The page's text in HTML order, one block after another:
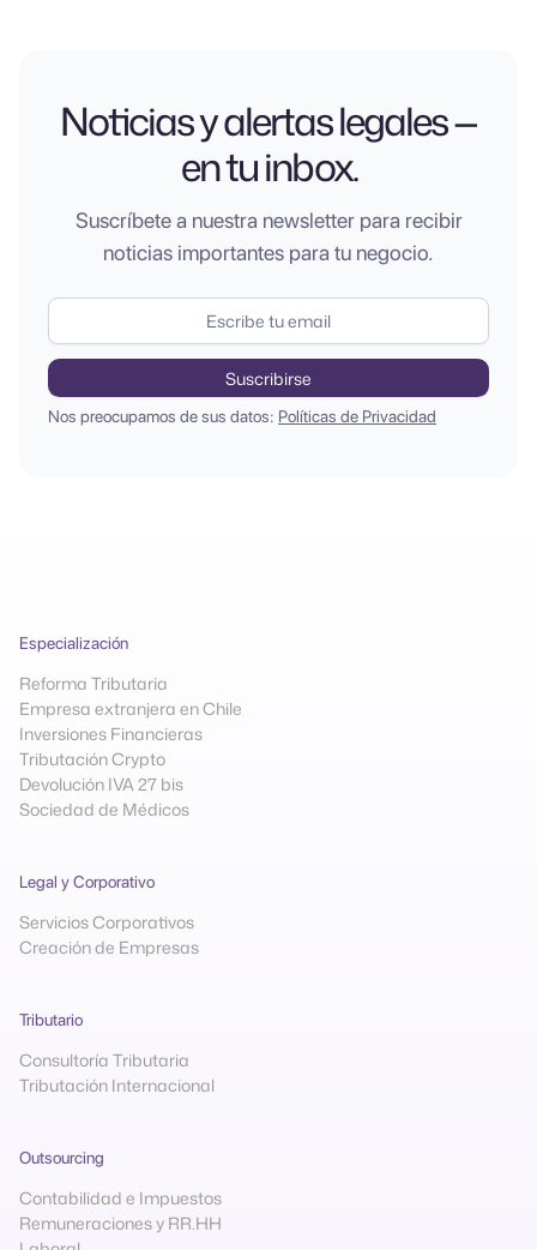
Noticias y alertas legales —
en tu inbox.
Suscríbete a nuestra newsletter para recibir
noticias importantes para tu negocio.
Nos preocupamos de sus datos: Políticas de Privacidad
Especialización
Reforma Tributaria
Empresa extranjera en Chile
Inversiones Financieras
Tributación Crypto
Devolución IVA 27 bis
Sociedad de Médicos
Legal y Corporativo
Servicios Corporativos
Creación de Empresas
Tributario
Consultoría Tributaria
Tributación Internacional
Outsourcing
Contabilidad e Impuestos
Remuneraciones y RR.HH